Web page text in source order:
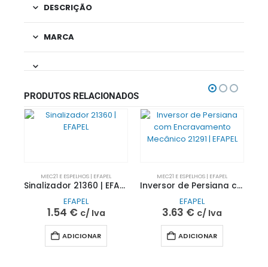
DESCRIÇÃO
MARCA
PRODUTOS RELACIONADOS
MEC21 E ESPELHOS | EFAPEL
Sinalizador 21360 | EFAPEL
EFAPEL
1.54 € c/ Iva
ADICIONAR
MEC21 E ESPELHOS | EFAPEL
Inversor de Persiana com Encravamento Mecânico 21291 | EFAPEL
EFAPEL
3.63 € c/ Iva
ADICIONAR